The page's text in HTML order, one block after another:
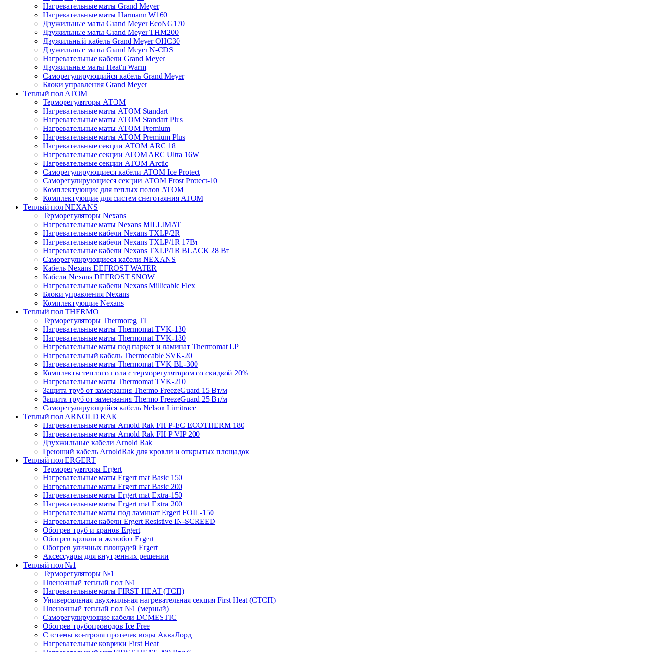
Нагревательные маты Grand Meyer
Нагревательные маты Harmann W160
Двужильные маты Grand Meyer EcoNG170
Двужильные маты Grand Meyer THM200
Двужильный кабель Grand Meyer OHC30
Двужильные маты Grand Meyer N-CDS
Нагревательные кабели Grand Meyer
Двужильные маты Heat'n'Warm
Саморегулирующийся кабель Grand Meyer
Блоки управления Grand Meyer
Теплый пол ATOM
Терморегуляторы АТОМ
Нагревательные маты АТОМ Standart
Нагревательные маты АТОМ Standart Plus
Нагревательные маты АТОМ Premium
Нагревательные маты АТОМ Premium Plus
Нагревательные секции АТОМ ARC 18
Нагревательные секции ATOM ARC Ultra 16W
Нагревательные секции АТОМ Arctic
Саморегулирующиеся кабели ATOM Ice Protect
Саморегулирующиеся секции ATOM Frost Protect-10
Комплектующие для теплых полов ATOM
Комплектующие для систем снеготаяния ATOM
Теплый пол NEXANS
Терморегуляторы Nexans
Нагревательные маты Nexans MILLIMAT
Нагревательные кабели Nexans TXLP/2R
Нагревательные кабели Nexans TXLP/1R 17Вт
Нагревательные кабели Nexans TXLP/1R BLACK 28 Вт
Саморегулирующиеся кабели NEXANS
Кабель Nexans DEFROST WATER
Кабели Nexans DEFROST SNOW
Нагревательные кабели Nexans Millicable Flex
Блоки управления Nexans
Комплектующие Nexans
Теплый пол THERMO
Терморегуляторы Thermoreg TI
Нагревательные маты Thermomat TVK-130
Нагревательные маты Thermomat TVK-180
Нагревательные маты под паркет и ламинат Thermomat LP
Нагревательный кабель Thermocable SVK-20
Нагревательные маты Thermomat TVK BL-300
Комплекты теплого пола с терморегулятором со скидкой 20%
Нагревательные маты Thermomat TVK-210
Защита труб от замерзания Thermo FreezeGuard 15 Вт/м
Защита труб от замерзания Thermo FreezeGuard 25 Вт/м
Саморегулирующийся кабель Nelson Limitrace
Теплый пол ARNOLD RAK
Нагревательные маты Arnold Rak FH P-EC ECOTHERM 180
Нагревательные маты Arnold Rak FH P VIP 200
Двухжильные кабели Arnold Rak
Греющий кабель ArnoldRak для кровли и открытых площадок
Теплый пол ERGERT
Терморегуляторы Ergert
Нагревательные маты Ergert mat Basic 150
Нагревательные маты Ergert mat Basic 200
Нагревательные маты Ergert mat Extra-150
Нагревательные маты Ergert mat Extra-200
Нагревательные маты под ламинат Ergert FOIL-150
Нагревательные кабели Ergert Resistive IN-SCREED
Обогрев труб и кранов Ergert
Обогрев кровли и желобов Ergert
Обогрев уличных площадей Ergert
Аксессуары для внутренних решений
Теплый пол №1
Терморегуляторы №1
Пленочный теплый пол №1
Нагревательные маты FIRST HEAT (ТСП)
Универсальная двухжильная нагревательная секция First Heat (СТСП)
Пленочный теплый пол №1 (мерный)
Саморегулирующие кабели DOMESTIC
Обогрев трубопроводов Ice Free
Системы контроля протечек воды АкваЛорд
Нагревательные коврики First Heat